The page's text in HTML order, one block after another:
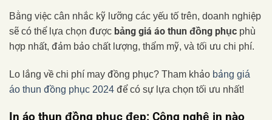
Bằng việc cân nhắc kỹ lưỡng các yếu tố trên, doanh nghiệp
sẽ có thể lựa chọn được bảng giá áo thun đồng phục phù
hợp nhất, đảm bảo chất lượng, thẩm mỹ, và tối ưu chi phí.
Lo lắng về chi phí may đồng phục? Tham khảo bảng giá
áo thun đồng phục 2024 để có sự lựa chọn tối ưu nhất!
In áo thun đồng phục đẹp: Công nghệ in nào